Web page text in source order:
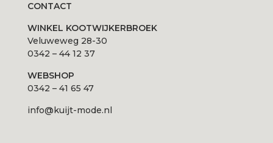
CONTACT
WINKEL KOOTWIJKERBROEK
Veluweweg 28-30
0342 – 44 12 37
WEBSHOP
0342 – 41 65 47
info@kuijt-mode.nl